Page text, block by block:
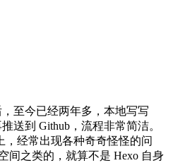
，至今已经两年多，本地写写
送到 Github，流程非常简洁。
，经常出现各种奇奇怪怪的问
间之类的，就算不是 Hexo 自身